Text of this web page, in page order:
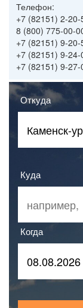
Телефон:
+7 (82151) 2-20-
8 (800) 775-00-
+7 (82151) 9-20-
+7 (82151) 9-24-
+7 (82151) 9-27-
Откуда
Куда
Когда